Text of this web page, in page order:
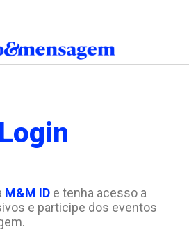
Login
M&M IDe tenha acesso a
e participe dos eventos